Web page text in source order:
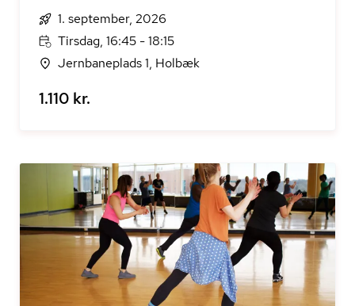
1. september, 2026
Tirsdag, 16:45 - 18:15
Jernbaneplads 1, Holbæk
1.110 kr.